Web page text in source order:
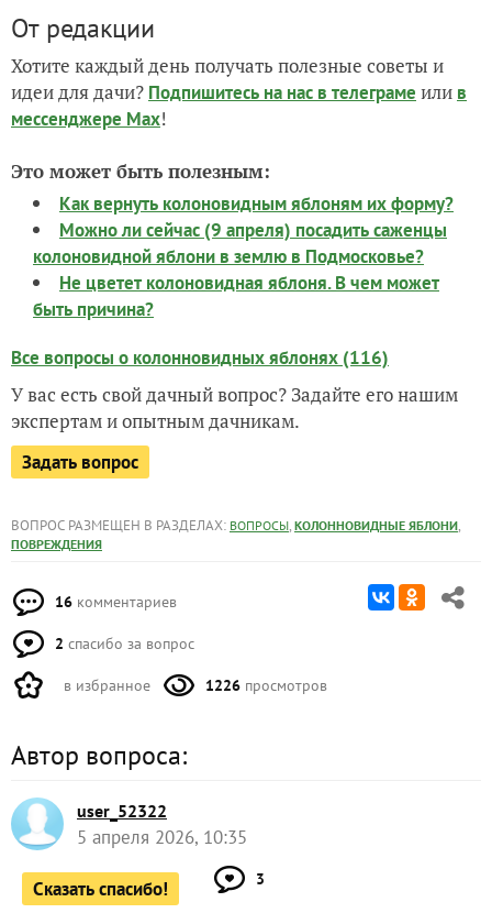
От редакции
Хотите каждый день получать полезные советы и
идеи для дачи? Подпишитесь на нас в телеграме или в
мессенджере Max!
Это может быть полезным:
Как вернуть колоновидным яблоням их форму?
Можно ли сейчас (9 апреля) посадить саженцы
колоновидной яблони в землю в Подмосковье?
Не цветет колоновидная яблоня. В чем может
быть причина?
Все вопросы о колонновидных яблонях (116)
У вас есть свой дачный вопрос? Задайте его нашим
экспертам и опытным дачникам.
Задать вопрос
ВОПРОС РАЗМЕЩЕН В РАЗДЕЛАХ: ВОПРОСЫ, КОЛОННОВИДНЫЕ ЯБЛОНИ,
ПОВРЕЖДЕНИЯ
16 комментариев
2 спасибо за вопрос
в избранное 1226 просмотров
Автор вопроса:
user_52322
5 апреля 2026, 10:35
Сказать спасибо! 3